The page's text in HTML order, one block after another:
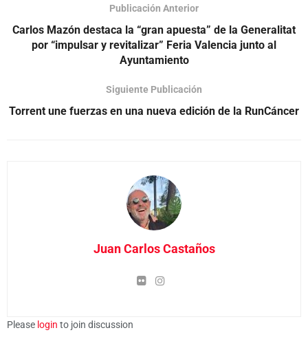
Publicación Anterior
Carlos Mazón destaca la “gran apuesta” de la Generalitat
por “impulsar y revitalizar” Feria Valencia junto al
Ayuntamiento
Siguiente Publicación
Torrent une fuerzas en una nueva edición de la RunCáncer
Juan Carlos Castaños
Please login to join discussion